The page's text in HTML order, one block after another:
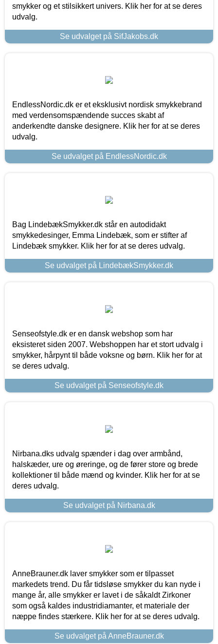
smykker og et stilsikkert univers. Klik her for at se deres
udvalg.
Se udvalget på SifJakobs.dk
EndlessNordic.dk er et eksklusivt nordisk smykkebrand
med verdensomspændende succes skabt af
anderkendte danske designere. Klik her for at se deres
udvalg.
Se udvalget på EndlessNordic.dk
Bag LindebækSmykker.dk står en autodidakt
smykkedesinger, Emma Lindebæk, som er stifter af
Lindebæk smykker. Klik her for at se deres udvalg.
Se udvalget på LindebækSmykker.dk
Senseofstyle.dk er en dansk webshop som har
eksisteret siden 2007. Webshoppen har et stort udvalg i
smykker, hårpynt til både voksne og børn. Klik her for at
se deres udvalg.
Se udvalget på Senseofstyle.dk
Nirbana.dks udvalg spænder i dag over armbånd,
halskæder, ure og øreringe, og de fører store og brede
kollektioner til både mænd og kvinder. Klik her for at se
deres udvalg.
Se udvalget på Nirbana.dk
AnneBrauner.dk laver smykker som er tilpasset
markedets trend. Du får tidsløse smykker du kan nyde i
mange år, alle smykker er lavet i de såkaldt Zirkoner
som også kaldes industridiamanter, et materiale der
næppe findes stærkere. Klik her for at se deres udvalg.
Se udvalget på AnneBrauner.dk